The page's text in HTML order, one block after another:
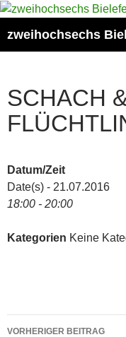
Zum
springen
zweihochsechs
SCHACH
Datum/Zeit
Date(s) - 21.07.2016
18:00 - 20:00
Kategorien Keine
VORHERIGER BEITRAG